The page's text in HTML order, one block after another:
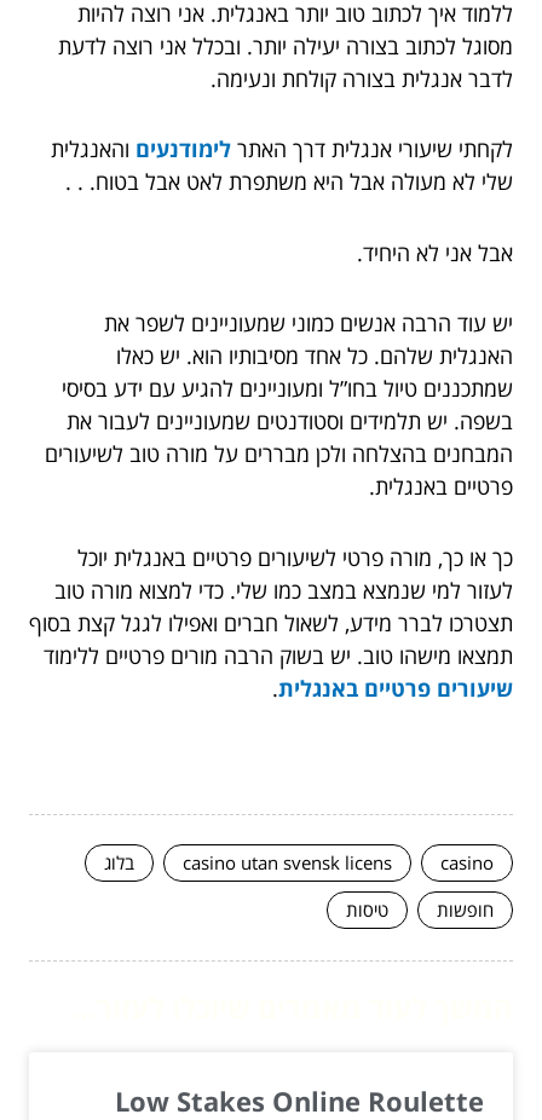
ללמוד איך לכתוב טוב יותר באנגלית. אני רוצה להיות
מסוגל לכתוב בצורה יעילה יותר. ובכלל אני רוצה לדעת
לדבר אנגלית בצורה קולחת ונעימה.
לקחתי שיעורי אנגלית דרך האתר לימודנעים והאנגלית
שלי לא מעולה אבל היא משתפרת לאט אבל בטוח. . .
אבל אני לא היחיד.
יש עוד הרבה אנשים כמוני שמעוניינים לשפר את
האנגלית שלהם. כל אחד מסיבותיו הוא. יש כאלו
שמתכננים טיול בחו”ל ומעוניינים להגיע עם ידע בסיסי
בשפה. יש תלמידים וסטודנטים שמעוניינים לעבור את
המבחנים בהצלחה ולכן מבררים על מורה טוב לשיעורים
פרטיים באנגלית.
כך או כך, מורה פרטי לשיעורים פרטיים באנגלית יוכל
לעזור למי שנמצא במצב כמו שלי. כדי למצוא מורה טוב
תצטרכו לברר מידע, לשאול חברים ואפילו לגגל קצת בסוף
תמצאו מישהו טוב. יש בשוק הרבה מורים פרטיים ללימוד
שיעורים פרטיים באנגלית.
casino
casino utan svensk licens
בלוג
חופשות
טיסות
Low Stakes Online Roulette